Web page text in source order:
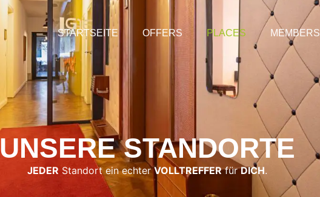
STARTSEITE OFFERS PLACES MEMBERS
UNSERE STANDORTE
JEDER Standort ein echterVOLLTREFFERfürDICH.